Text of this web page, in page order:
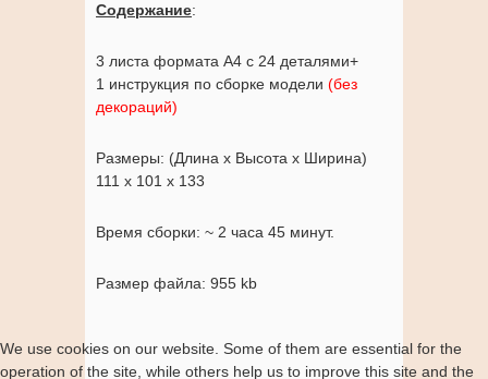
Содержание:
3 листа формата A4 c 24 деталями+
1 инструкция по сборке модели (без
декораций)
Размеры: (Длина x Высота x Ширина)
111 x 101 x 133
Время сборки: ~ 2 часа 45 минут.
Размер файла: 955 kb
We use cookies on our website. Some of them are essential for the
operation of the site, while others help us to improve this site and the